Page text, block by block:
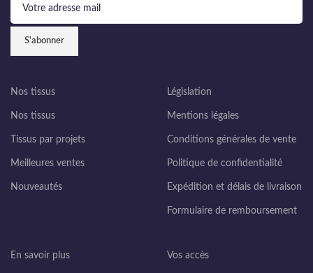
Nos tissus
Nos tissus
Tissus par projets
Meilleures ventes
Nouveautés
Législation
Mentions légales
Conditions générales de vente
Politique de confidentialité
Expédition et délais de livraison
Formulaire de remboursement
En savoir plus Vos accès